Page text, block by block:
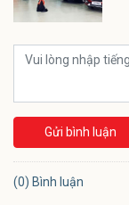
Gửi bình luận
(0) Bình luận